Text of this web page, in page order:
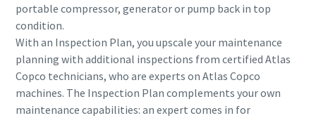
portable compressor, generator or pump back in top
condition.
With an Inspection Plan, you upscale your maintenance
planning with additional inspections from certified Atlas
Copco technicians, who are experts on Atlas Copco
machines. The Inspection Plan complements your own
maintenance capabilities: an expert comes in for